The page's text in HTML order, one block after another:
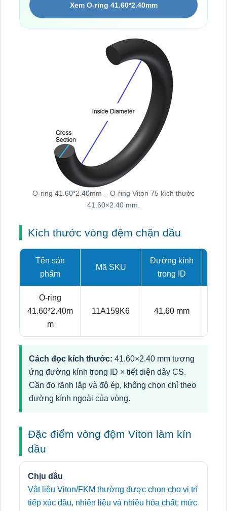
Xem O-ring 41.60*2.40mm
O-ring 41.60*2.40mm – O-ring Viton 75 kích thước
41.60×2.40 mm.
Kích thước vòng đệm chặn dầu
Tên sản
phẩm
Mã SKU
Đường kính
trong ID
O-ring
41.60*2.40m
m
11A159K6 41.60 mm
Cách đọc kích thước: 41.60×2.40 mm tương
ứng đường kính trong ID × tiết diện dây CS.
Cần đo rãnh lắp và độ ép, không chọn chỉ theo
đường kính ngoài của vòng.
Đặc điểm vòng đệm Viton làm kín
dầu
Chịu dầu
Vật liệu Viton/FKM thường được chọn cho vị trí
tiếp xúc dầu, nhiên liệu và nhiều hóa chất; mức